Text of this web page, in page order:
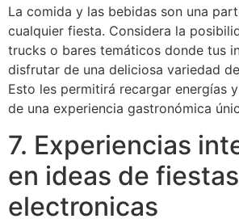
La comida y las bebidas son una
cualquier fiesta. Considera la
trucks o bares temáticos donde tus
disfrutar de una deliciosa variedad
Esto les permitirá recargar energías
de una experiencia gastronómica
7. Experiencias
en ideas de fiestas
electronicas